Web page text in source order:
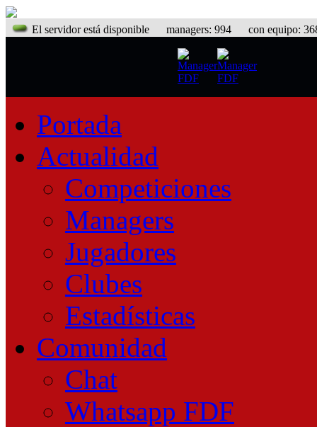
El servidor está disponible managers: 994 con equipo:
Portada
Actualidad
Competiciones
Managers
Jugadores
Clubes
Estadísticas
Comunidad
Chat
Whatsapp FDF